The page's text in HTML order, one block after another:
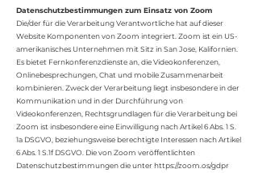
Datenschutzbestimmungen zum Einsatz von Zoom
Die/der für die Verarbeitung Verantwortliche hat auf dieser
Website Komponenten von Zoom integriert. Zoom ist ein US-
amerikanisches Unternehmen mit Sitz in San Jose, Kalifornien.
Es bietet Fernkonferenzdienste an, die Videokonferenzen,
Onlinebesprechungen, Chat und mobile Zusammenarbeit
kombinieren. Zweck der Verarbeitung liegt insbesondere in der
Kommunikation und in der Durchführung von
Videokonferenzen, Rechtsgrundlagen für die Verarbeitung bei
Zoom ist insbesondere eine Einwilligung nach Artikel 6 Abs. 1 S.
1a DSGVO, beziehungsweise berechtigte Interessen nach Artikel
6 Abs. 1 S.1f DSGVO. Die von Zoom veröffentlichten
Datenschutzbestimmungen die unter https://zoom.os/gdpr